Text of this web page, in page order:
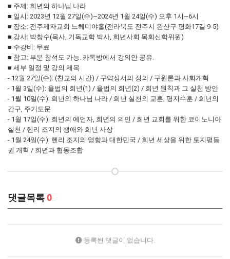
■ 주제: 희년의 하나님 나라
■ 일시: 2023년 12월 27일(수)~2024년 1월 24일(수) 오후 1시~6시
■ 장소: 전주제자교회 느헤미야홀(전라북도 전주시 완산구 평화17길 9-5)
■ 강사: 박창수(목사, 기독교학 박사, 희년사회 목회신학위원)
■ 수강비: 무료
■ 참고: 부분 참석도 가능. 카톡방에서 강의안 공유.
■ 세부 일정 및 강의 제목
- 12월 27일(수): (친교의 시간) / 구약성서의 정의 / 구원론과 사회개혁
- 1월 3일(수): 율법의 희년(1) / 율법의 희년(2) / 희년 원칙과 그 실천 방안
- 1월 10일(수): 희년의 하나님 나라 / 희년 실천의 교훈, 평지수훈 / 희년의
간구, 주기도문
- 1월 17일(수): 희년의 예언자, 희년의 의인 / 희년 교회를 위한 코이노니아
실천 / 헨리 조지의 생애와 희년 사상
- 1월 24일(수): 헨리 조지의 영향과 대한민국 / 희년 세상을 위한 토지평등
권 개혁 / 희년과 협동조합
댓글목록 0
등록된 댓글이 없습니다.